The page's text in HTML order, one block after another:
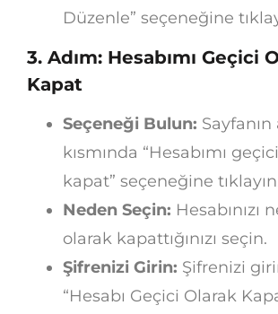
Düzenle” seçeneğine
3. Adım: Hesabımı Geçici
Kapat
Seçeneği Bulun: Sayfanın
kısmında “Hesabımı
kapat” seçeneğine
Neden Seçin: Hesabınızı
olarak kapattığınızı seçin.
Şifrenizi Girin: Şifrenizi
“Hesabı Geçici Olarak